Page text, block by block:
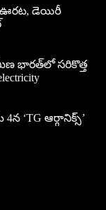
ఊరట, డెయిరీ
భారత్‌లో సరికొత్త
‘TG ఆర్గానిక్స్’